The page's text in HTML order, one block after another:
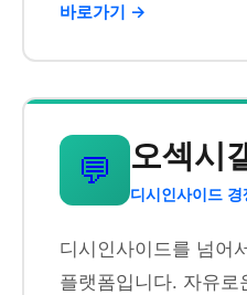
바로가기 →
💬 오섹시
디시인사이드
디시인사이드를 넘어
플랫폼입니다. 자유